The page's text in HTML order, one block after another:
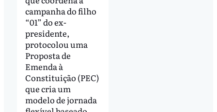
campanha do filho
“01” do ex-
presidente,
protocolou uma
Proposta de
Emenda à
Constituição (PEC)
que cria um
modelo de jornada